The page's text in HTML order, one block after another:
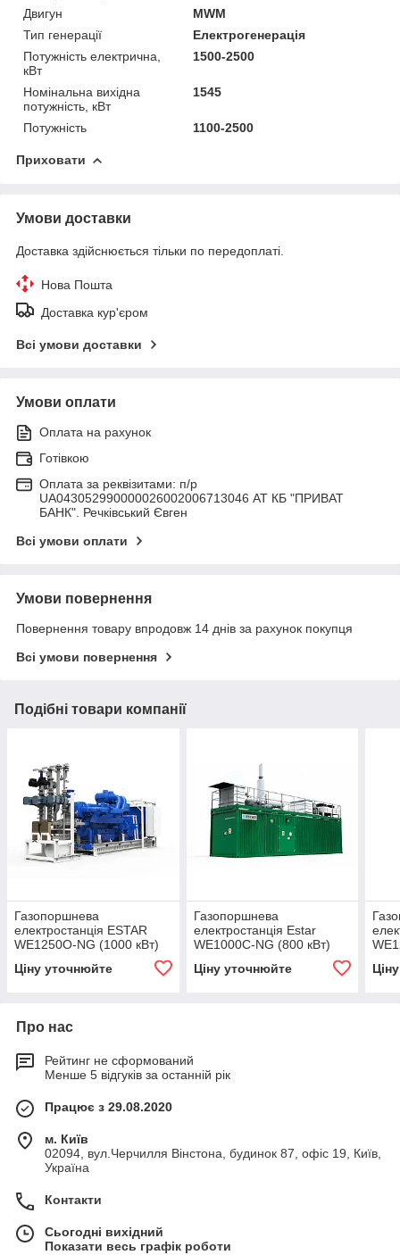
Двигун
MWM
Тип генерації
Електрогенерація
Потужність електрична,
кВт
1500-2500
Номінальна вихідна
потужність, кВт
1545
Потужність 1100-2500
Приховати
Умови доставки
Доставка здійснюється тільки по передоплаті.
Нова Пошта
Доставка кур'єром
Всі умови доставки
Умови оплати
Оплата на рахунок
Готівкою
Оплата за реквізитами: п/р
UA043052990000026002006713046 АТ КБ "ПРИВАТ
БАНК". Речківський Євген
Всі умови оплати
Умови повернення
Повернення товару впродовж 14 днів за рахунок покупця
Всі умови повернення
Подібні товари компанії
Газопоршнева
електростанція ESTAR
WE1250O-NG (1000 кВт)
Ціну уточнюйте
Газопоршнева
електростанція Estar
WE1000С-NG (800 кВт)
Ціну уточнюйте
Про нас
Рейтинг не сформований
Менше 5 відгуків за останній рік
Працює з 29.08.2020
м. Київ
02094, вул.Черчилля Вінстона, будинок 87, офіс 19, Київ,
Україна
Контакти
Сьогодні вихідний
Показати весь графік роботи